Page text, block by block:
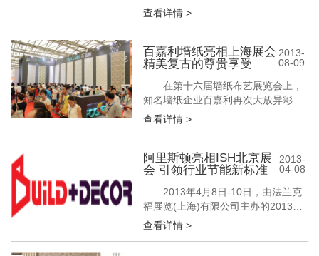
的心情也格外的不错。晓爱带着小伙
爱神娃娃这次要真真正正的领略陶瓷
卫浴世界顶级品牌的风采了。 晓爱瓷
砖2013意大利博洛尼亚陶瓷卫浴展会
Cersaie之旅 据悉，今年中国...
查看详情 >
百嘉利墙纸亮相上海展会
精美复古的尊贵享受
2013-
08-09
在第十六届墙纸布艺展览会上，
知名墙纸企业百嘉利再次大放异彩。
展会期间，其以简洁而富有内涵的形
议。其中，百嘉利推出的最新款孔雀
王国墙纸版本更是获得了观展者的热
捧。 百嘉利墙纸亮相上海展会 精美
复古的尊贵享受 展位人潮络绎不绝
百嘉...
查看详情 >
阿里斯顿亮相ISH北京展
会 引领行业节能新标准
2013-
04-08
2013年4月8日-10日，由法兰克
福展览(上海)有限公司主办的2013年
ISH China & CIHE——中国(北京)国
查看详情 >